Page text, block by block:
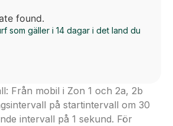
found.
som gäller i 14 dagar i det land du
Från mobil i Zon 1 och 2a, 2b
på startintervall om 30
intervall på 1 sekund. För